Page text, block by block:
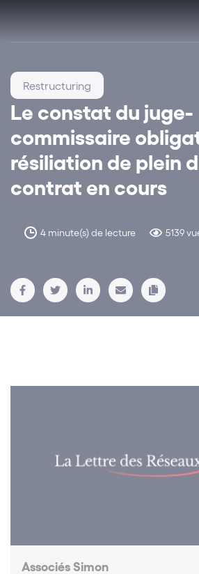
Le constat du juge-
commissaire
résiliation de plein
contrat en cours
4 minute(s) de lecture 5139
Restructuring
Associés Simon